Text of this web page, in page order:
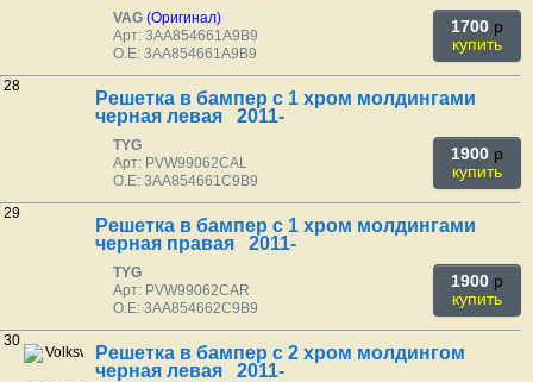
VAG (Оригинал)
Арт: 3AA854661A9B9
O.E: 3AA854661A9B9
1700 p
купить
28
Решетка в бампер с 1 хром молдингами
черная левая 2011-
TYG
Арт: PVW99062CAL
O.E: 3AA854661C9B9
1900 p
купить
29
Решетка в бампер с 1 хром молдингами
черная правая 2011-
TYG
Арт: PVW99062CAR
O.E: 3AA854662C9B9
1900 p
купить
30
Решетка в бампер с 2 хром молдингом
черная левая 2011-